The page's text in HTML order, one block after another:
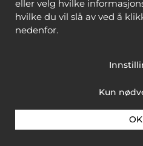
eller velg hvilke
hvilke du vil slå av ved å
nedenfor.
Kun
OK